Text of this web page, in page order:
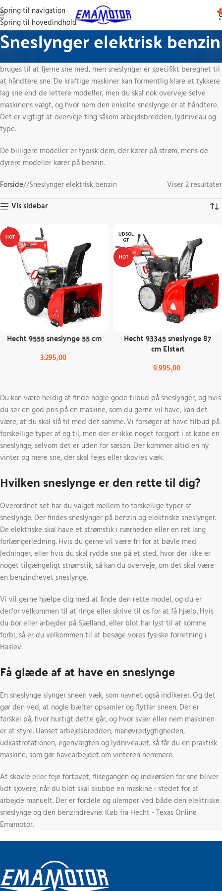
Spring til navigation
Spring til hovedindhold
Sneslynger elektrisk benzin
bruges til at fjerne sne med, men sneslynger er specifikt beregnet til
at håndtere sne. De kraftige maskiner kan formentlig klare et tykkere
lag sne end de lettere modeller, men du skal nok overveje selve
maskinens vægt, og hvor nem den enkelte sneslynge er at håndtere.
Det er vigtigt at overveje ting såsom arbejdsbredden, lydniveau og
type.
De billigere modeller er typisk dem, der kører på strøm, mens de
dyrere modeller kører på benzin.
Forside/ Sneslynger elektrisk benzin
Viser 2 resultater
Vis sidebar
HOT
Hecht 9555 sneslynge 55 cm
3.295,00
UDSOL
GT
HOT
Hecht 93345 sneslynge 87
cm Elstart
9.995,00
Du kan være heldig at finde nogle gode tilbud på sneslynger, og hvis
du ser en god pris på en maskine, som du gerne vil have, kan det
være, at du skal slå til med det samme. Vi forsøger at have tilbud på
forskellige typer af og til, men der er ikke noget forgjort i at købe en
sneslynge, selvom det er uden for sæson. Der kommer altid en ny
vinter og mere sne, der skal fejes eller skovles væk.
Hvilken sneslynge er den rette til dig?
Overordnet set har du valget mellem to forskellige typer af
sneslynge. Der findes sneslynger på benzin og elektriske sneslynger.
De elektriske skal have et strømstik i nærheden eller en ret lang
forlængerledning. Hvis du gerne vil være fri for at bøvle med
ledninger, eller hvis du skal rydde sne på et sted, hvor der ikke er
noget tilgængeligt strømstik, så kan du overveje, om det skal være
en benzindrevet sneslynge.
Vi vil gerne hjælpe dig med at finde den rette model, og du er
derfor velkommen til at ringe eller skrive til os for at få hjælp. Hvis
du bor eller arbejder på Sjælland, eller blot har lyst til at komme
forbi, så er du velkommen til at besøge vores fysiske forretning i
Haslev.
Få glæde af at have en sneslynge
En sneslynge slynger sneen væk, som navnet også indikerer. Og det
gør den ved, at nogle bælter opsamler og flytter sneen. Der er
forskel på, hvor hurtigt dette går, og hvor svær eller nem maskinen
er at styre. Uanset arbejdsbredden, manøvredygtigheden,
udkastrotationen, egenvægten og lydniveauet, så får du en praktisk
maskine, som gør havearbejdet om vinteren nemmere.
At skovle eller feje fortovet, flisegangen og indkørslen for sne bliver
lidt sjovere, når du blot skal skubbe en maskine i stedet for at
arbejde manuelt. Der er fordele og ulemper ved både den elektriske
sneslynge og den benzindrevne. Køb fra Hecht - Texas Online
Emamotor.